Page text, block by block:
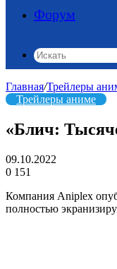
Форум
Главная/Трейлеры
Трейлеры аниме
«Блич:
09.10.2022
0 151
Компания Aniplex
полностью